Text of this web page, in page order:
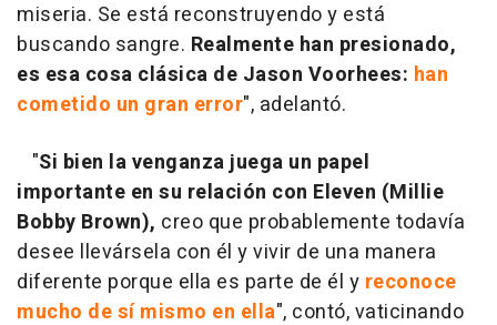
miseria. Se está reconstruyendo y está
buscando sangre. Realmente han presionado,
es esa cosa clásica de Jason Voorhees: han
cometido un gran error", adelantó.
"Si bien la venganza juega un papel
importante en su relación con Eleven (Millie
Bobby Brown), creo que probablemente todavía
desee llevársela con él y vivir de una manera
diferente porque ella es parte de él y reconoce
mucho de sí mismo en ella", contó, vaticinando